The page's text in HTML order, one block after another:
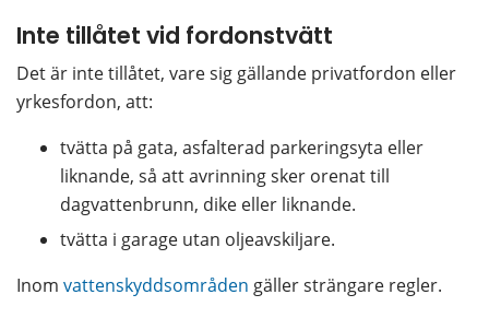
Inte tillåtet vid fordonstvätt
Det är inte tillåtet, vare sig gällande privatfordon eller
yrkesfordon, att:
tvätta på gata, asfalterad parkeringsyta eller
liknande, så att avrinning sker orenat till
dagvattenbrunn, dike eller liknande.
tvätta i garage utan oljeavskiljare.
Inom vattenskyddsområden gäller strängare regler.